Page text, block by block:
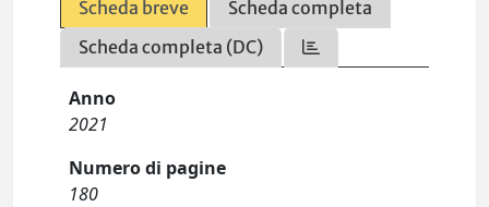
Scheda breve
Scheda completa
Scheda completa (DC)
Anno
2021
Numero di pagine
180